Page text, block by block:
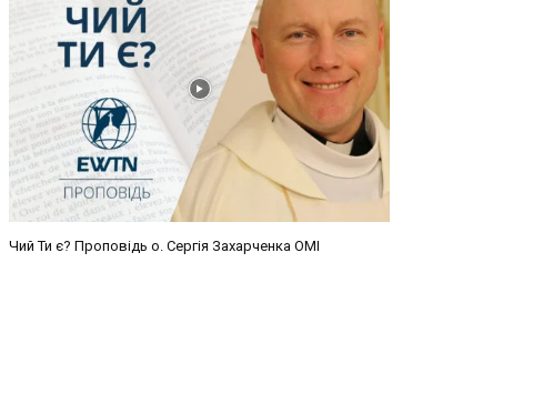
Чий Ти є? Проповідь о. Сергія Захарченка ОМІ